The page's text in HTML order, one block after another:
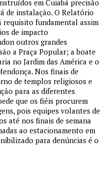
em Cuiabá precisão
de instalação. O Relatório
requisito fundamental assim
de impacto
outros grandes
a Praça Popular; a boate
no Jardim das América e o
Nos finais de
de templos religiosos e
para as diferentes
que os fiéis procurem
pois equipes volantes de
até nos finais de semana
ao estacionamento em
para denúncias é o